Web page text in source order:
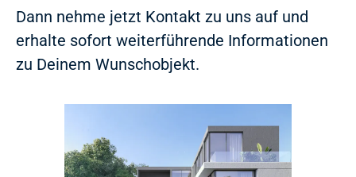
Dann nehme jetzt Kontakt zu uns auf und
erhalte sofort weiterführende Informationen
zu Deinem Wunschobjekt.